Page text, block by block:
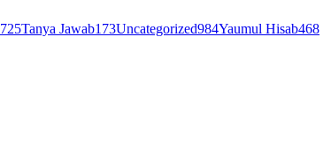
725Tanya Jawab173Uncategorized984Yaumul Hisab468